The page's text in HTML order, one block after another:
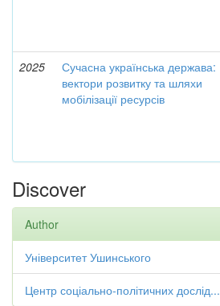
2025
Сучасна українська держава:
вектори розвитку та шляхи
мобілізації ресурсів
Discover
Author
Університет Ушинського
Центр соціально-політичних дослід...